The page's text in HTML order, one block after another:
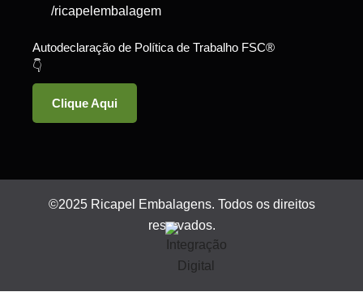
/ricapelembalagem
Autodeclaração de Política de Trabalho FSC®
👇
Clique Aqui
©2025 Ricapel Embalagens. Todos os direitos
reservados.